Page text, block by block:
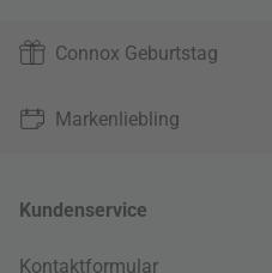
Connox Geburtstag
Markenliebling
Kundenservice
Kontaktformular